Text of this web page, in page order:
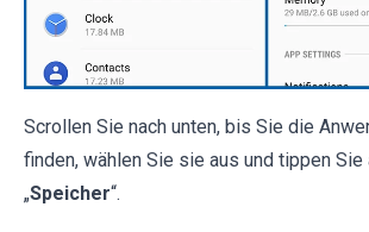
Scrollen Sie nach unten, bis Sie die
finden, wählen Sie sie aus und tippen
„Speicher“.